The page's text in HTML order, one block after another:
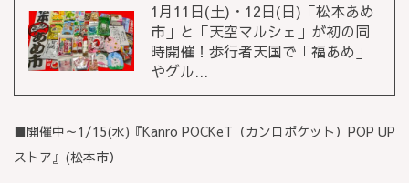
1月11日(土)・12日(日)「松本あめ
市」と「天空マルシェ」が初の同
時開催！歩行者天国で「福あめ」
やグル...
■開催中～1/15(水)『Kanro POCKeT（カンロポケット）POP UP
ストア』 (松本市）